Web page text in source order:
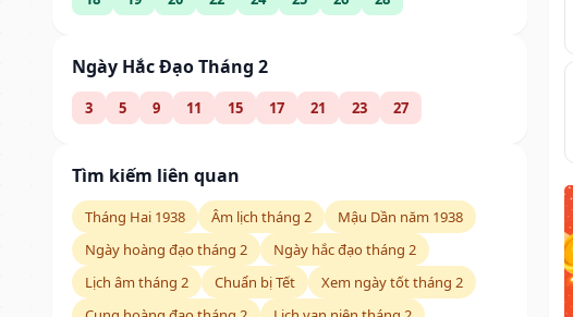
Ngày Hắc Đạo Tháng 2
3 5 9 11 15 17 21 23 27
Tìm kiếm liên quan
Tháng Hai 1938 Âm lịch tháng 2
Mậu Dần năm 1938
Ngày hoàng đạo tháng 2
Ngày hắc đạo tháng 2
Lịch âm tháng 2
Chuẩn bị Tết
Xem ngày tốt tháng 2